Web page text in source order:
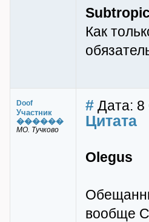
Subtropic
Как
Doof
Участник
������
МО. Тучково
# Дата: 8
Цитата
Olegus
вообще